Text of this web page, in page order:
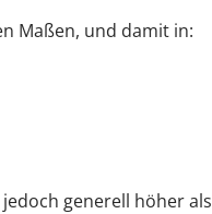
Maßen, und damit in:
generell höher als